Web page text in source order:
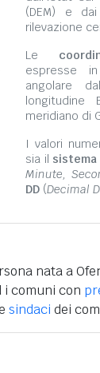
(DEM) e
rilevazione
Le
espresse
angolare
longitudine
meridiano di
I valori
sia il sistema
Minute,
DD (Decimal
nata a
i comuni con
sindaci dei